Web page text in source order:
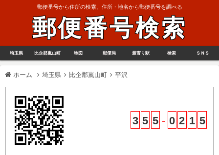
郵便番号から住所の検索、住所・地名から郵便番号を調べる
郵便番号検索
埼玉県 比企郡嵐山町 地図 郵便局 最寄り駅 検索 ＳＮＳ
ホーム 埼玉県 比企郡嵐山町 平沢
3 5 5 - 0 2 1 5